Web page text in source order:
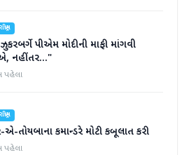
ઝુકરબર્ગે પીએમ મોદીની માફી માંગવી
નહીંતર..."
પહેલા
એ-તોયબાના કમાન્ડરે મોટી કબૂલાત કરી
પહેલા